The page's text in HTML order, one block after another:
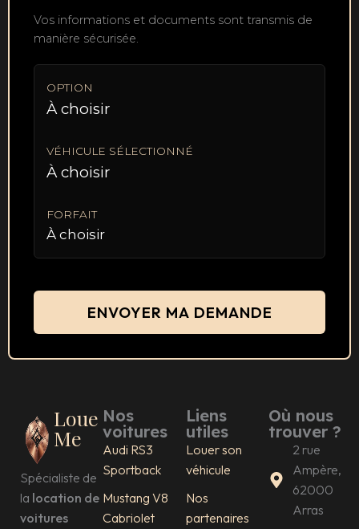
Vos informations et documents sont transmis de
manière sécurisée.
OPTION
À choisir
VÉHICULE SÉLECTIONNÉ
À choisir
FORFAIT
À choisir
ENVOYER MA DEMANDE
Loue
Me
Spécialiste de
la location de
voitures
Nos
voitures
Audi RS3
Sportback
Mustang V8
Cabriolet
Liens
utiles
Louer son
véhicule
Nos
partenaires
Où nous
trouver ?
2 rue
Ampère,
62000
Arras